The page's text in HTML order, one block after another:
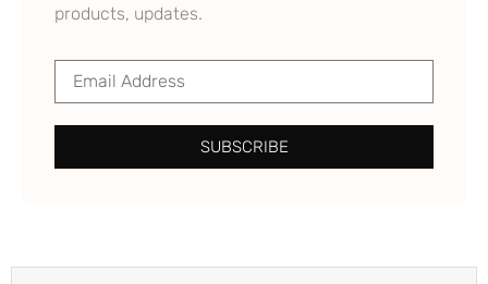
products, updates.
SUBSCRIBE